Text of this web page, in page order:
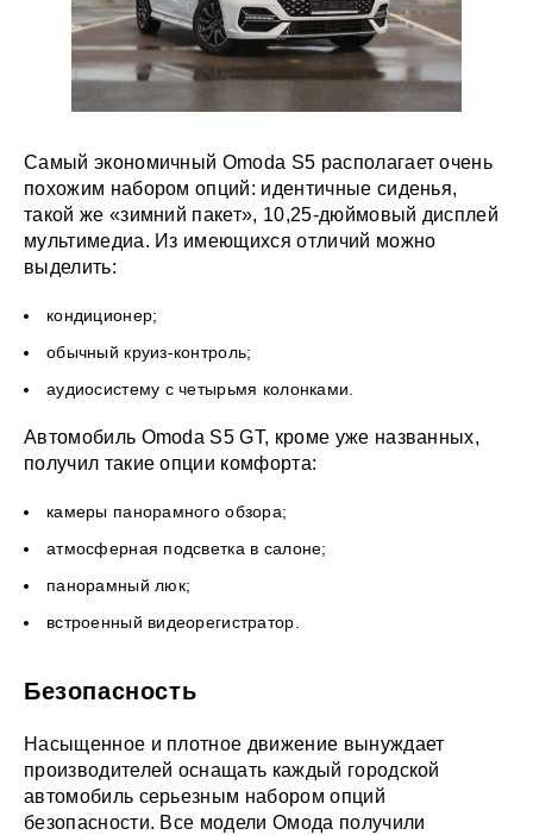
Самый экономичный Omoda S5 располагает очень
похожим набором опций: идентичные сиденья,
такой же «зимний пакет», 10,25-дюймовый дисплей
мультимедиа. Из имеющихся отличий можно
выделить:
кондиционер;
обычный круиз-контроль;
аудиосистему с четырьмя колонками.
Автомобиль Omoda S5 GT, кроме уже названных,
получил такие опции комфорта:
камеры панорамного обзора;
атмосферная подсветка в салоне;
панорамный люк;
встроенный видеорегистратор.
Безопасность
Насыщенное и плотное движение вынуждает
производителей оснащать каждый городской
автомобиль серьезным набором опций
безопасности. Все модели Омода получили